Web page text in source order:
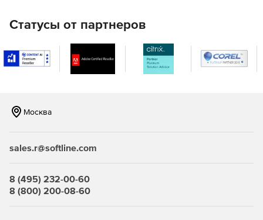
помощью системы централизованного управления.
Обнаружение и блокирование руткитов. Защита
памяти и проверка модулей на уровне ядра наряду с
изменение важных файлов или сохранение
Автоматическое обновление сигнатур и платформы
защищенном режиме. Автоматическая фоновая
загрузка файлов не мешает работе компьютера.
Статусы от партнеров
Москва
sales.r@softline.com
8 (495) 232-00-60
8 (800) 200-08-60